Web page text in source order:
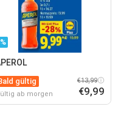
gültig
ab morgen
€13,99
€9,99